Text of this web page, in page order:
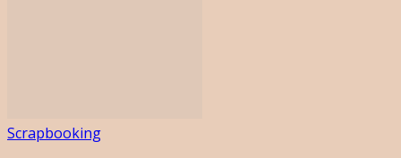
Scrapbooking